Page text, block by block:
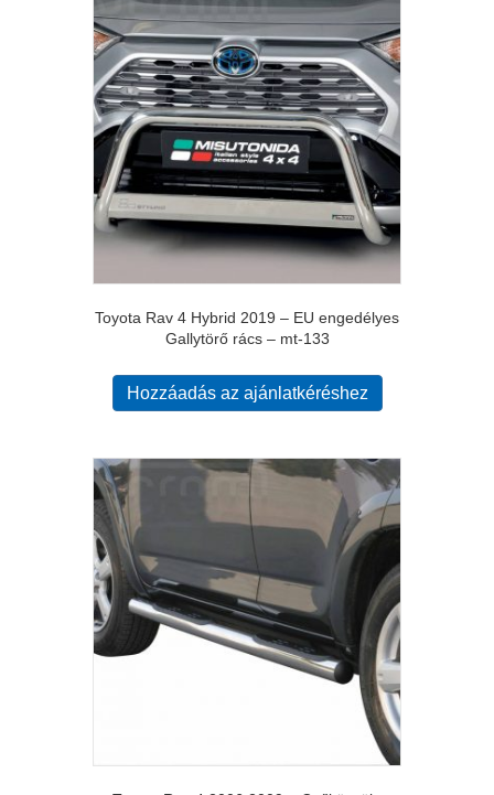
Toyota Rav 4 Hybrid 2019 – EU engedélyes
Gallytörő rács – mt-133
Hozzáadás az ajánlatkéréshez